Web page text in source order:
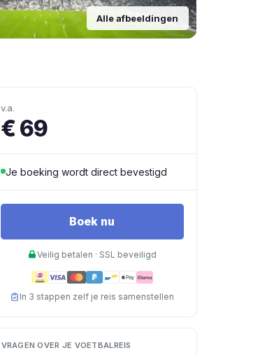
Alle afbeeldingen
v.a.
€ 69
Je boeking wordt direct bevestigd
Boek nu
Veilig betalen · SSL beveiligd
In 3 stappen zelf je reis samenstellen
VRAGEN OVER JE VOETBALREIS